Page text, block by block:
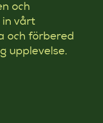
och
in vårt
och förbered
upplevelse.